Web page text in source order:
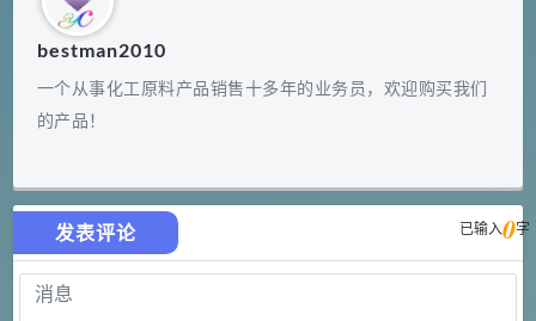
bestman2010
一个从事化工原料产品销售十多年的业务员，欢迎购买我们
的产品！
发表评论 已输入0字